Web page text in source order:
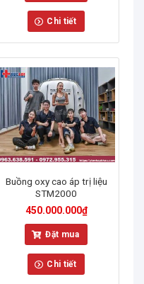
Chi tiết
Buồng oxy cao áp trị liệu
STM2000
450.000.000₫
Đặt mua
Chi tiết